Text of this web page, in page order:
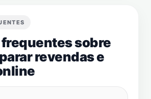
sobre
revendas e